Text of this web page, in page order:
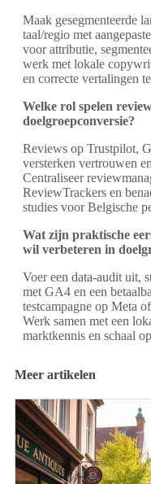
Maak gesegmenteerde
taal/regio met
voor attributie,
werk met lokale
en correcte vertalingen
Welke rol spelen
doelgroepconversie?
Reviews op Trustpilot,
versterken vertrouwen
Centraliseer
ReviewTrackers en
studies voor Belgische
Wat zijn praktische
wil verbeteren in
Voer een data-audit uit,
met GA4 en een
testcampagne op Meta
Werk samen met een
marktkennis en schaal
Meer artikelen